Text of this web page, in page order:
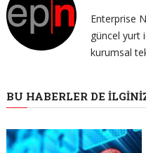
Enterprise
güncel yurt
kurumsal
BU HABERLER DE